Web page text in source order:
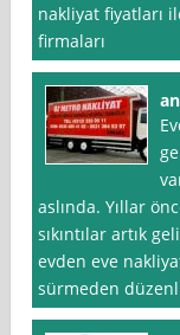
nakliyat fiyatları
firmaları
aslında. Yıllar
sıkıntılar artık
evden eve
sürmeden